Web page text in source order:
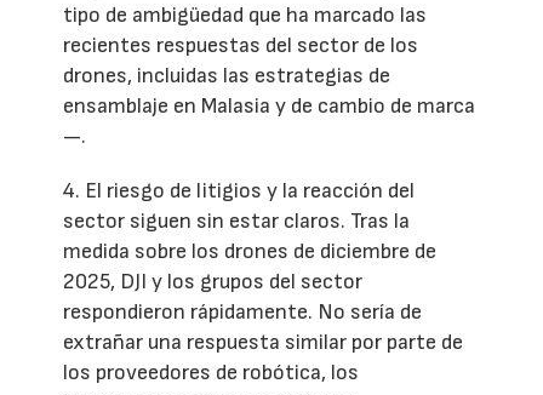
tipo de ambigüedad que ha marcado las
recientes respuestas del sector de los
drones, incluidas las estrategias de
ensamblaje en Malasia y de cambio de marca
—.
4. El riesgo de litigios y la reacción del
sector siguen sin estar claros. Tras la
medida sobre los drones de diciembre de
2025, DJI y los grupos del sector
respondieron rápidamente. No sería de
extrañar una respuesta similar por parte de
los proveedores de robótica, los